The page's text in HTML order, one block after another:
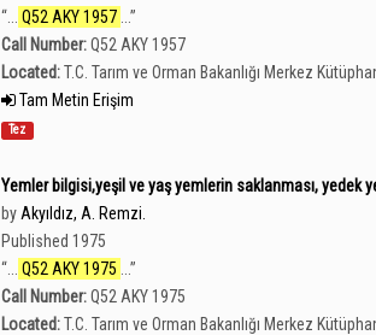
“
Q52 AKY 1957
”
Call Number:Q52 AKY 1957
Located:T.C. Tarım ve Orman Bakanlığı Merkez
Tam Metin Erişim
Tez
Yemler bilgisi,yeşil ve yaş yemlerin saklanması, yedek
by Akyıldız, A. Remzi.
Published 1975
“
Q52 AKY 1975
”
Call Number:Q52 AKY 1975
Located:T.C. Tarım ve Orman Bakanlığı Merkez